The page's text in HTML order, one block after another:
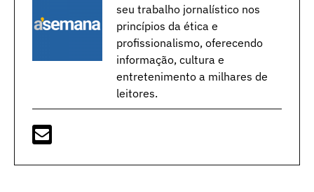
seu trabalho jornalístico nos
princípios da ética e
profissionalismo, oferecendo
informação, cultura e
entretenimento a milhares de
leitores.